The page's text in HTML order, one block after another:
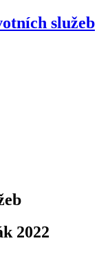
služeb
2022